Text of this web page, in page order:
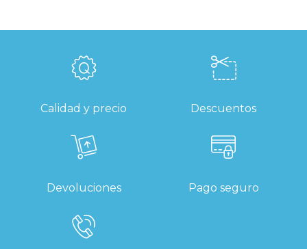
Calidad y precio Descuentos
Devoluciones Pago seguro